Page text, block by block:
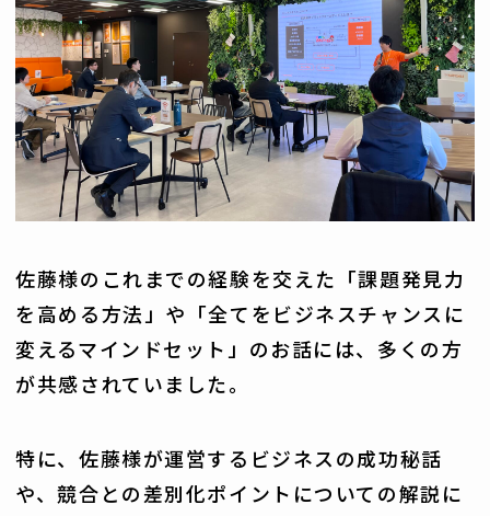
佐藤様のこれまでの経験を交えた「課題発見力
を高める方法」や「全てをビジネスチャンスに
変えるマインドセット」のお話には、多くの方
が共感されていました。
特に、佐藤様が運営するビジネスの成功秘話
や、競合との差別化ポイントについての解説に